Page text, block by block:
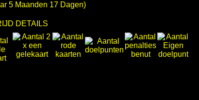
5 Maanden 17 Dagen)
DETAILS